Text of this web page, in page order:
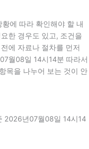
에 따라 확인해야 할 내
한 경우도 있고, 조건을
에 자료나 절차를 먼저
월08일 14시14분 따라서
목을 나누어 보는 것이 안
2026년07월08일 14시14